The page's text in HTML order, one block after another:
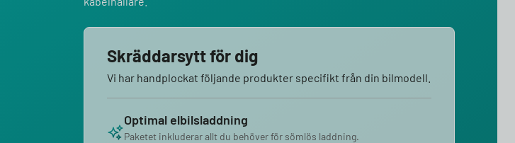
Skräddarsytt för dig
Vi har handplockat följande produkter specifikt från din bilmodell.
Optimal elbilsladdning
Paketet inkluderar allt du behöver för sömlös laddning.